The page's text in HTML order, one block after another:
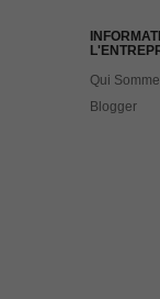
Qui
Blogger